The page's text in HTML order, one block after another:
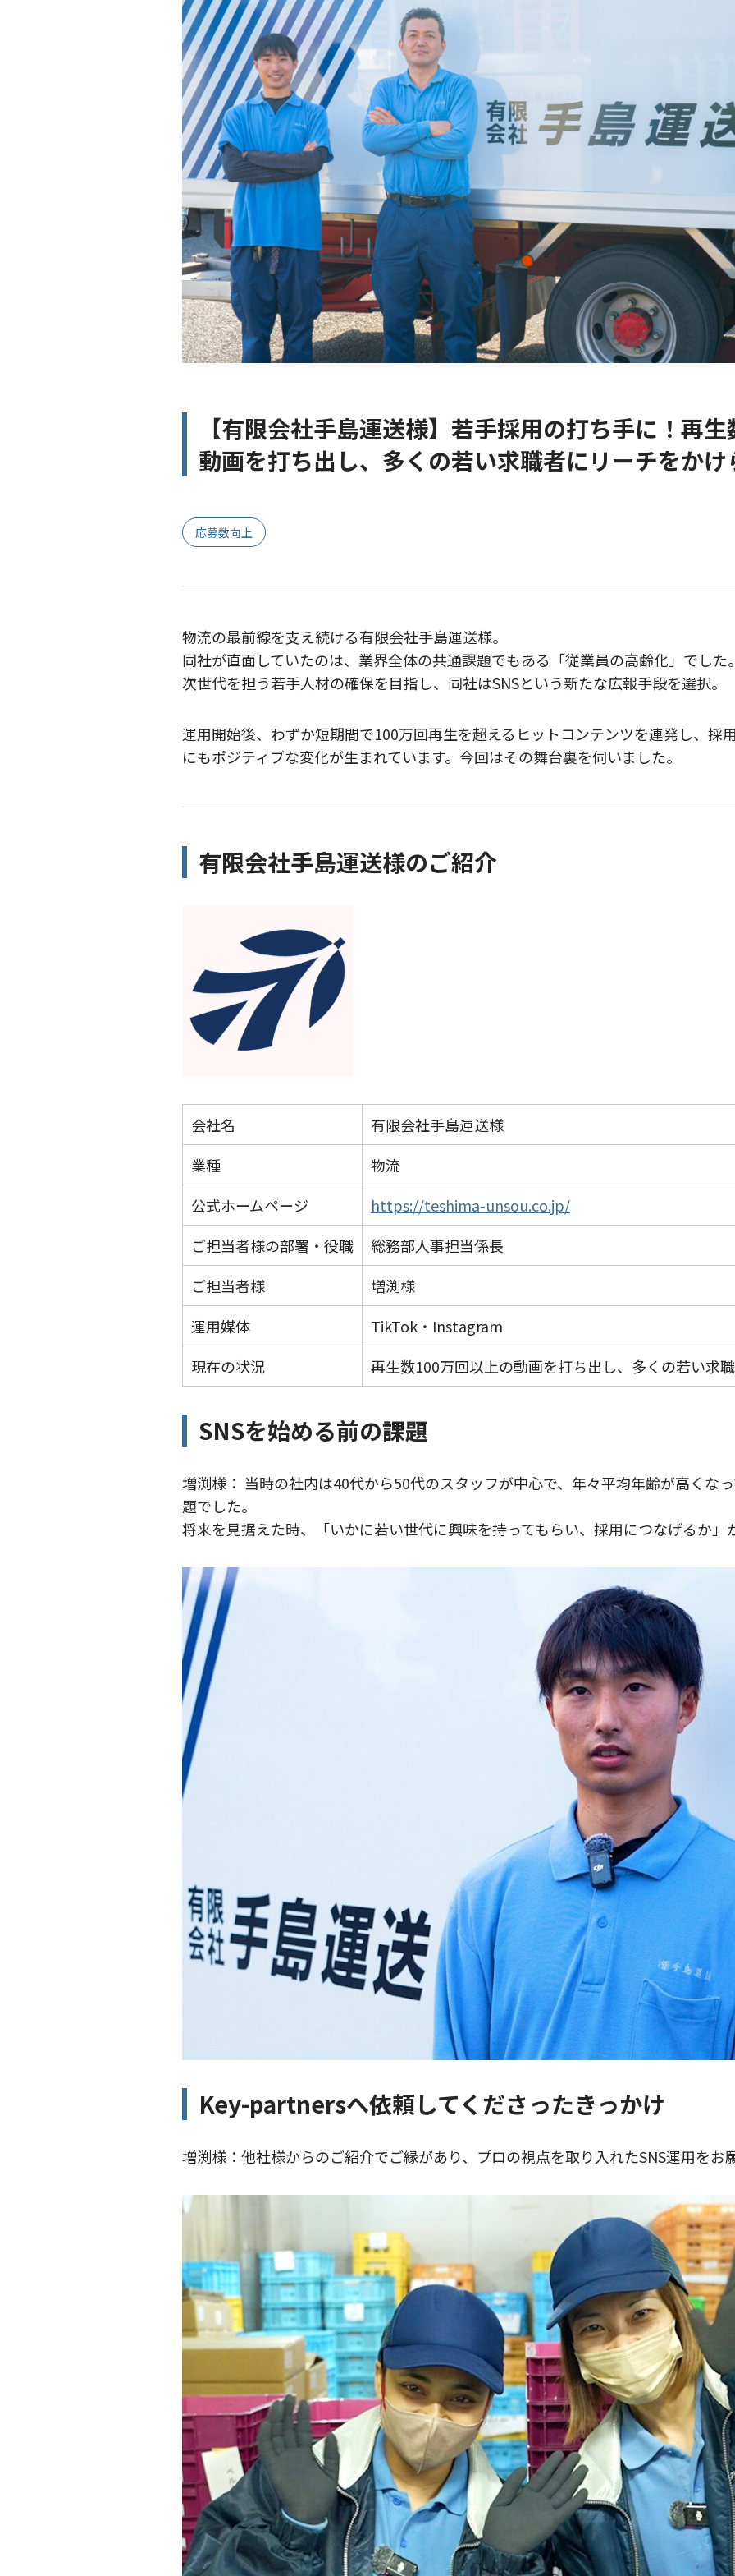
【有限会社手島運送様】若手採用の打ち手に！再
動画を打ち出し、多くの若い求職者にリーチをかけ
応募数向上
物流の最前線を支え続ける有限会社手島運送様。
同社が直面していたのは、業界全体の共通課題でもある「従業員の高齢化」でした。
次世代を担う若手人材の確保を目指し、同社はSNSという新たな広報手段を選択。
運用開始後、わずか短期間で100万回再生を超えるヒットコンテンツを連発し、採
にもポジティブな変化が生まれています。今回はその舞台裏を伺いました。
有限会社手島運送様のご紹介
会社名
有限会社手島運送様
業種
物流
公式ホームページ
https://teshima-unsou.co.jp/
ご担当者様の部署・役職
総務部人事担当係長
ご担当者様
増渕様
運用媒体
TikTok・Instagram
現在の状況
再生数100万回以上の動画を打ち出し、多くの若い求
SNSを始める前の課題
増渕様： 当時の社内は40代から50代のスタッフが中心で、年々平均年齢が高くな
題でした。
将来を見据えた時、「いかに若い世代に興味を持ってもらい、採用につなげるか」
Key-partnersへ依頼してくださったきっかけ
増渕様：他社様からのご紹介でご縁があり、プロの視点を取り入れたSNS運用をお